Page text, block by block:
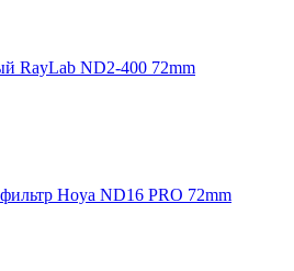
RayLab ND2-400 72mm
Hoya ND16 PRO 72mm